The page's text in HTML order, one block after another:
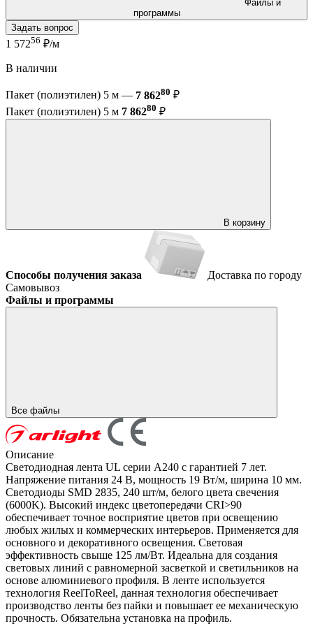
программы
Задать вопрос
1 57256 ₽/м
В наличии
Пакет (полиэтилен) 5 м — 7 86280 ₽
Пакет (полиэтилен) 5 м 7 86280 ₽
В корзину
Способы получения заказа
Доставка по городу
Самовывоз
Файлы и программы
Все файлы
Описание
Светодиодная лента UL серии A240 с гарантией 7 лет.
Напряжение питания 24 В, мощность 19 Вт/м, ширина 10 мм.
Светодиоды SMD 2835, 240 шт/м, белого цвета свечения
(6000K). Высокий индекс цветопередачи CRI>90
обеспечивает точное восприятие цветов при освещению
любых жилых и коммерческих интерьеров. Применяется для
основного и декоративного освещения. Световая
эффективность свыше 125 лм/Вт. Идеальна для создания
световых линий с равномерной засветкой и светильников на
основе алюминиевого профиля. В ленте используется
технология ReelToReel, данная технология обеспечивает
производство ленты без пайки и повышает ее механическую
прочность. Обязательна установка на профиль.